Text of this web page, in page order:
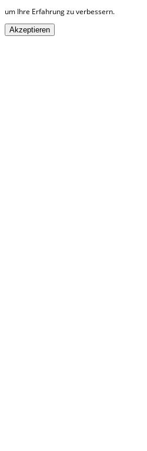
um Ihre Erfahrung zu verbessern.
Akzeptieren